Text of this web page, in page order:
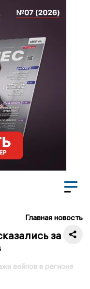
Главная новость
за
вейпов в регионе